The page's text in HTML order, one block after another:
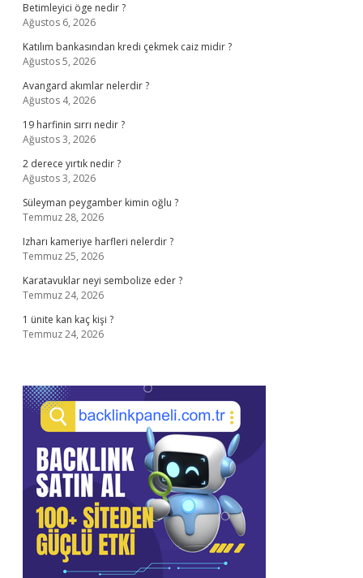
Betimleyici öge nedir ?
Ağustos 6, 2026
Katılım bankasından kredi çekmek caiz midir ?
Ağustos 5, 2026
Avangard akımlar nelerdir ?
Ağustos 4, 2026
19 harfinin sırrı nedir ?
Ağustos 3, 2026
2 derece yırtık nedir ?
Ağustos 3, 2026
Süleyman peygamber kimin oğlu ?
Temmuz 28, 2026
Izharı kameriye harfleri nelerdir ?
Temmuz 25, 2026
Karatavuklar neyi sembolize eder ?
Temmuz 24, 2026
1 ünite kan kaç kişi ?
Temmuz 24, 2026